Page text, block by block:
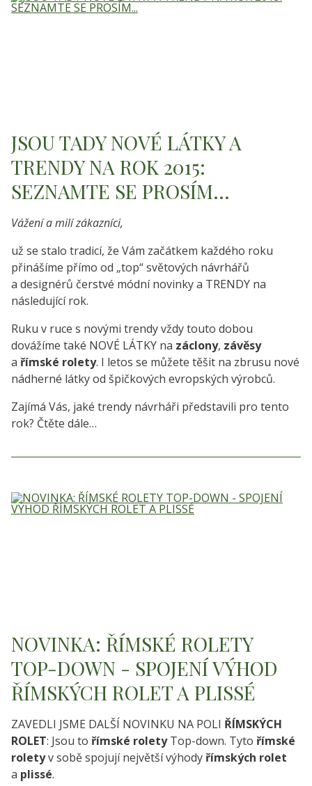
JSOU TADY NOVÉ LÁTKY A
TRENDY NA ROK 2015:
SEZNAMTE SE PROSÍM...
Vážení a milí zákazníci,
už se stalo tradicí, že Vám začátkem každého roku
přinášíme přímo od „top“ světových návrhářů
a designérů čerstvé módní novinky a TRENDY na
následující rok.
Ruku v ruce s novými trendy vždy touto dobou
dovážíme také NOVÉ LÁTKY na záclony, závěsy
a římské rolety. I letos se můžete těšit na zbrusu nové
nádherné látky od špičkových evropských výrobců.
Zajímá Vás, jaké trendy návrháři představili pro tento
rok? Čtěte dále…
NOVINKA: ŘÍMSKÉ ROLETY
TOP-DOWN - SPOJENÍ VÝHOD
ŘÍMSKÝCH ROLET A PLISSÉ
ZAVEDLI JSME DALŠÍ NOVINKU NA POLI ŘÍMSKÝCH
ROLET: Jsou to římské roletyTop-down. Tyto římské
roletyv sobě spojují největší výhody římských rolet
a plissé.